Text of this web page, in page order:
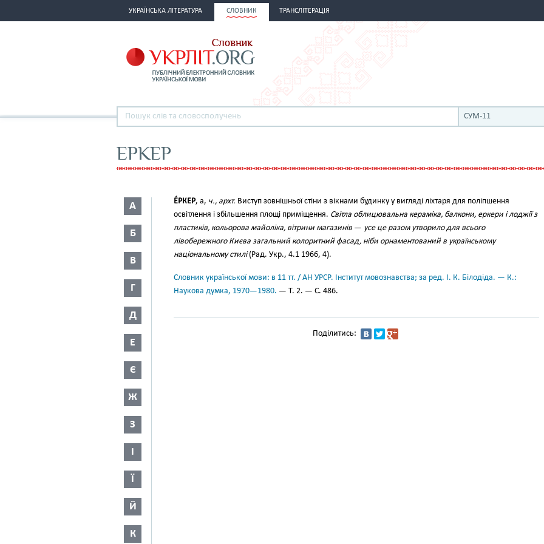
УКРАЇНСЬКА ЛІТЕРАТУРА СЛОВНИК ТРАНСЛІТЕРАЦІЯ
СУМ-11
ЕРКЕР
А
Б
В
Г
Д
Е
Є
Ж
З
І
Ї
Й
К
Е́РКЕР, а, ч., архт. Виступ зовнішньої стіни з вікнами будинку у вигляді ліхтаря для поліпшення
освітлення і збільшення площі приміщення. Світла облицювальна кераміка, балкони, еркери і лоджії з
пластиків, кольорова майоліка, вітрини магазинів — усе це разом утворило для всього
лівобережного Києва загальний колоритний фасад, ніби орнаментований в українському
національному стилі(Рад. Укр., 4.1 1966, 4).
Словник української мови: в 11 тт. / АН УРСР. Інститут мовознавства; за ред. І. К. Білодіда. — К.:
Наукова думка, 1970—1980. — Т. 2. — С. 486.
Поділитись: